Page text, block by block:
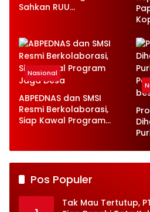
Sahkan RUU
Nasional
ABPEDNAS dan SMSI
Resmi Berkolaborasi,
Siap Kawal Program
Pos Populer
Tak Mau Tertutup,